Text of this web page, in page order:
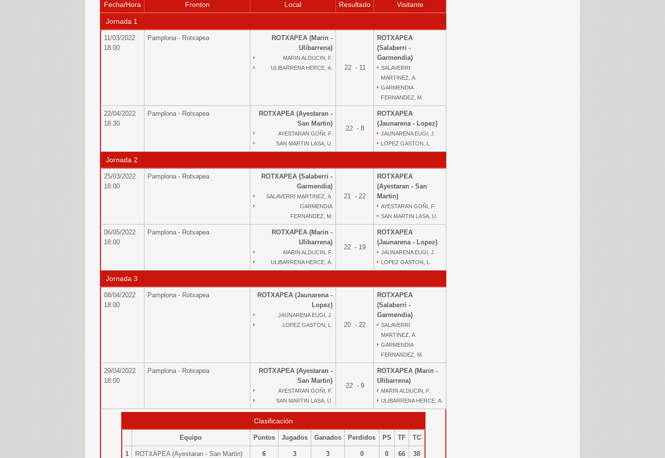
Fecha/Hora Fronton Local Resultado Visitante
Jornada 1
11/03/2022
18:00
Pamplona - Rotxapea
ROTXAPEA (Marin -
Ulibarrena)
MARIN ALDUCIN, F.
ULIBARRENA HERCE, A.
22 - 11
ROTXAPEA
(Salaberri -
Garmendia)
SALAVERRI
MARTINEZ, A.
GARMENDIA
FERNANDEZ, M.
22/04/2022
18:30
Pamplona - Rotxapea
ROTXAPEA (Ayestaran -
San Martin)
AYESTARAN GOÑI, F.
SAN MARTIN LASA, U.
22 - 8
ROTXAPEA
(Jaunarena - Lopez)
JAUNARENA EUGI, J.
LOPEZ GASTON, L.
Jornada 2
25/03/2022
18:00
Pamplona - Rotxapea
ROTXAPEA (Salaberri -
Garmendia)
SALAVERRI MARTINEZ, A.
GARMENDIA
FERNANDEZ, M.
21 - 22
ROTXAPEA
(Ayestaran - San
Martin)
AYESTARAN GOÑI, F.
SAN MARTIN LASA, U.
06/05/2022
18:00
Pamplona - Rotxapea
ROTXAPEA (Marin -
Ulibarrena)
MARIN ALDUCIN, F.
ULIBARRENA HERCE, A.
22 - 19
ROTXAPEA
(Jaunarena - Lopez)
JAUNARENA EUGI, J.
LOPEZ GASTON, L.
Jornada 3
08/04/2022
18:00
Pamplona - Rotxapea
ROTXAPEA (Jaunarena -
Lopez)
JAUNARENA EUGI, J.
LOPEZ GASTON, L.
20 - 22
ROTXAPEA
(Salaberri -
Garmendia)
SALAVERRI
MARTINEZ, A.
GARMENDIA
FERNANDEZ, M.
29/04/2022
18:00
Pamplona - Rotxapea
ROTXAPEA (Ayestaran -
San Martin)
AYESTARAN GOÑI, F.
SAN MARTIN LASA, U.
22 - 9
ROTXAPEA (Marin -
Ulibarrena)
MARIN ALDUCIN, F.
ULIBARRENA HERCE, A.
Clasificación
Equipo Puntos Jugados Ganados Perdidos PS TF TC
1 ROTXAPEA (Ayestaran - San Martin) 6 3 3 0 0 66 38